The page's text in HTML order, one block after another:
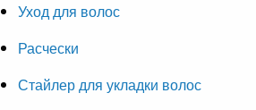
Уход для волос
Расчески
Стайлер для укладки волос